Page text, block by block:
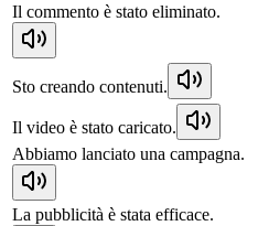
Il commento è stato eliminato.
Sto creando contenuti.
Il video è stato caricato.
Abbiamo lanciato una campagna.
La pubblicità è stata efficace.